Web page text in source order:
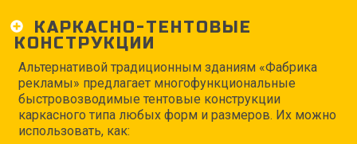
КАРКАСНО-ТЕНТОВЫЕ
КОНСТРУКЦИИ
Альтернативой традиционным зданиям «Фабрика
рекламы» предлагает многофункциональные
быстровозводимые тентовые конструкции
каркасного типа любых форм и размеров. Их можно
использовать, как: